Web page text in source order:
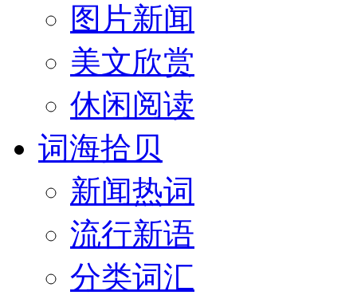
图片新闻
美文欣赏
休闲阅读
词海拾贝
新闻热词
流行新语
分类词汇